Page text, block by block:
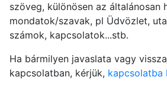
szöveg, különösen az általánosan
mondatok/szavak, pl Üdvözlet,
számok, kapcsolatok...stb.
Ha bármilyen javaslata vagy
kapcsolatban, kérjük, kapcsolatba